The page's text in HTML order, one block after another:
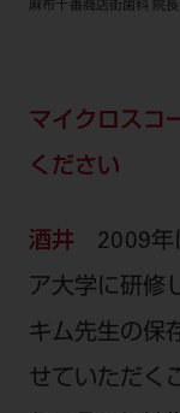
麻布十番商店街歯科 院長
マイクロスコ
ください
酒井 2009年
ア大学に研修
キム先生の保
せていただく